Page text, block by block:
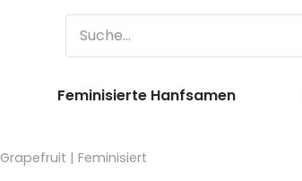
Feminisierte Hanfsamen
Grapefruit | Feminisiert